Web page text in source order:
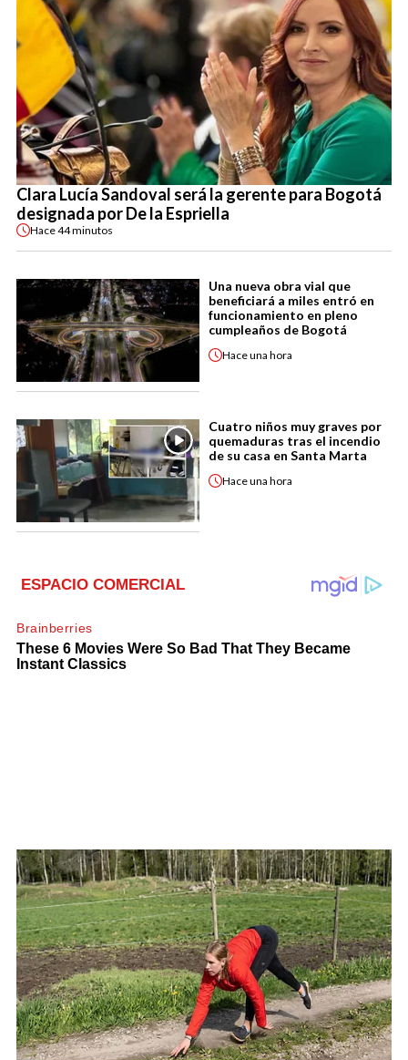
Clara Lucía Sandoval será la gerente para Bogotá
designada por De la Espriella
Hace44 minutos
Una nueva obra vial que
beneficiará a miles entró en
funcionamiento en pleno
cumpleaños de Bogotá
Haceuna hora
Cuatro niños muy graves por
quemaduras tras el incendio
de su casa en Santa Marta
Haceuna hora